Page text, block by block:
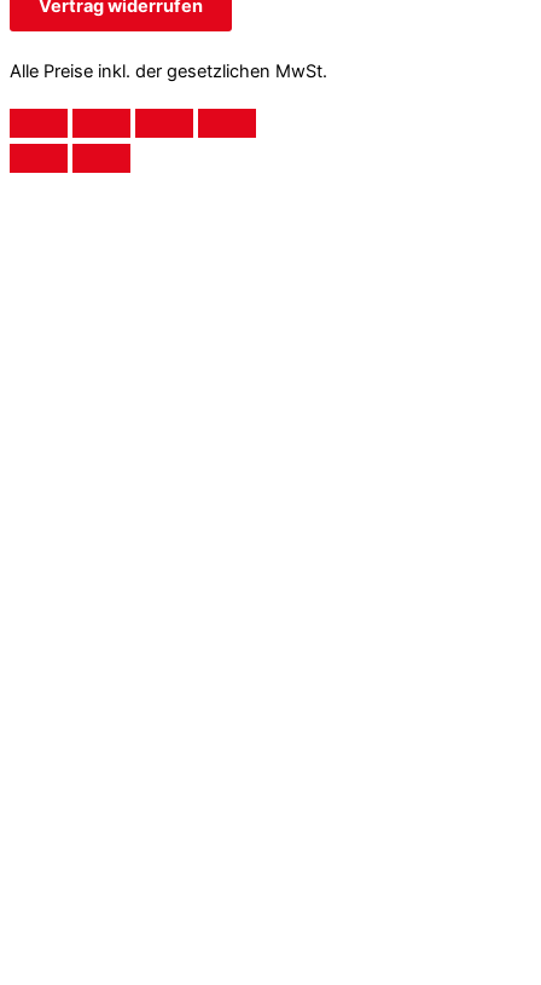
Vertrag widerrufen
Alle Preise inkl. der gesetzlichen MwSt.